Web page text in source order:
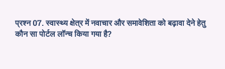
प्रश्न 07. स्वास्थ्य क्षेत्र में नवाचार और समावेशिता को बढ़ावा देने हेतु
कौन सा पोर्टल लॉन्च किया गया है?